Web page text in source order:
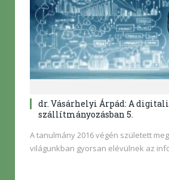
dr. Vásárhelyi Árpád: A
szállítmányozásban 5.
A tanulmány 2016 végén született
világunkban gyorsan elévülnek az